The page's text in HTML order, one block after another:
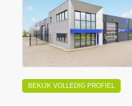
BEKIJK VOLLEDIG PROFIEL